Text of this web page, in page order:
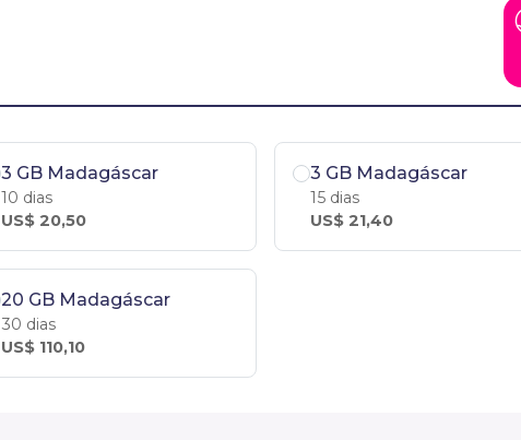
3 GB Madagáscar
10 dias
US$ 20,50
3 GB Madagáscar
15 dias
US$ 21,40
20 GB Madagáscar
30 dias
US$ 110,10